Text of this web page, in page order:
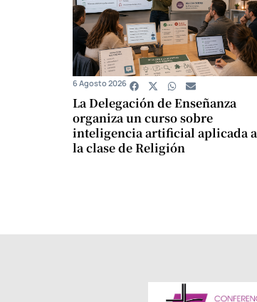
La Delegación de Enseñanza
organiza un curso sobre
inteligencia artificial aplicada a
la clase de Religión
6 Agosto 2026